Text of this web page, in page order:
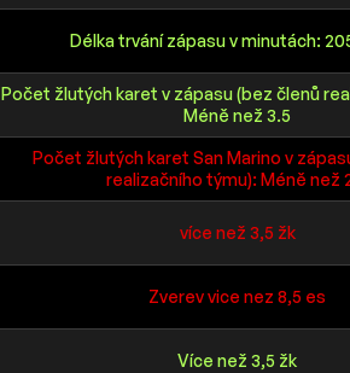
Délka trvání zápasu v minutách:
Počet žlutých karet v zápasu (bez členů
Méně než 3.5
Počet žlutých karet San Marino v
realizačního týmu): Méně než
více než 3,5 žk
Zverev vice nez 8,5 es
Více než 3,5 žk